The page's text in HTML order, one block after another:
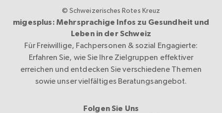
© Schweizerisches Rotes Kreuz
migesplus: Mehrsprachige Infos zu Gesundheit und
Leben in der Schweiz
Für Freiwillige, Fachpersonen & sozial Engagierte:
Erfahren Sie, wie Sie Ihre Zielgruppen effektiver
erreichen und entdecken Sie verschiedene Themen
sowie unser vielfältiges Beratungsangebot.
Folgen Sie Uns